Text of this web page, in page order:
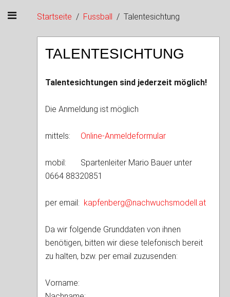
Startseite Fussball Talentesichtung
TALENTESICHTUNG
Talentesichtungen sind jederzeit möglich!
Die Anmeldung ist möglich
mittels: Online-Anmeldeformular
mobil: Spartenleiter Mario Bauer unter
0664 88320851
per email: kapfenberg@nachwuchsmodell.at
Da wir folgende Grunddaten von ihnen
benötigen, bitten wir diese telefonisch bereit
zu halten, bzw. per email zuzusenden:
Vorname: